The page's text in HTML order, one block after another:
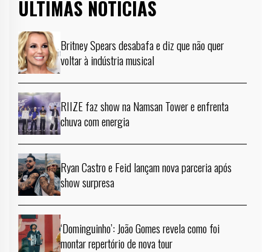
ÚLTIMAS NOTÍCIAS
Britney Spears desabafa e diz que não quer
voltar à indústria musical
RIIZE faz show na Namsan Tower e enfrenta
chuva com energia
Ryan Castro e Feid lançam nova parceria após
show surpresa
‘Dominguinho’: João Gomes revela como foi
montar repertório de nova tour